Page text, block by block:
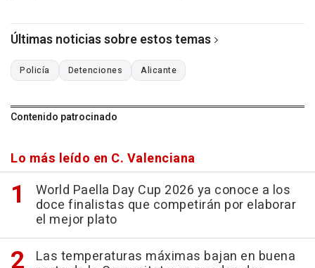
Últimas noticias sobre estos temas
Policía Detenciones Alicante
Contenido patrocinado
Lo más leído en C. Valenciana
World Paella Day Cup 2026 ya conoce a los
doce finalistas que competirán por elaborar
el mejor plato
Las temperaturas máximas bajan en buena